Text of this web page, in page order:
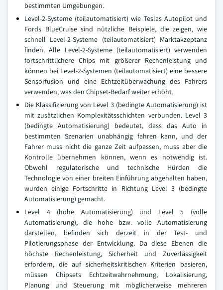
bestimmten Umgebungen.
Level-2-Systeme (teilautomatisiert) wie Teslas Autopilot und
Fords BlueCruise sind nützliche Beispiele, die zeigen, wie
schnell Level-2-Systeme (teilautomatisiert) Marktakzeptanz
finden. Alle Level-2-Systeme (teilautomatisiert) verwenden
fortschrittlichere Chips mit größerer Rechenleistung und
können bei Level-2-Systemen (teilautomatisiert) eine bessere
Sensorfusion und eine Echtzeitüberwachung des Fahrers
verwenden, was den Chipset-Bedarf weiter erhöht.
Die Klassifizierung von Level 3 (bedingte Automatisierung) ist
mit zusätzlichen Komplexitätsschichten verbunden. Level 3
(bedingte Automatisierung) bedeutet, dass das Auto in
bestimmten Szenarien unabhängig fahren kann, und der
Fahrer muss nicht die ganze Zeit aufpassen, muss aber die
Kontrolle übernehmen können, wenn es notwendig ist.
Obwohl regulatorische und technische Hürden die
Technologie von einer breiten Einführung abgehalten haben,
wurden einige Fortschritte in Richtung Level 3 (bedingte
Automatisierung) gemacht.
Level 4 (hohe Automatisierung) und Level 5 (volle
Automatisierung), die hohe bzw. volle Automatisierung
darstellen, befinden sich derzeit in der Test- und
Pilotierungsphase der Entwicklung. Da diese Ebenen die
höchste Rechenleistung, Sicherheit und Zuverlässigkeit
erfordern, die auf sicherheitskritischen Kriterien basieren,
müssen Chipsets Echtzeitwahrnehmung, Lokalisierung,
Planung und Steuerung mit möglicherweise mehreren